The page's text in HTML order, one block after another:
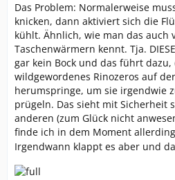
Das Problem: Normalerweise
knicken, dann aktiviert sich die
kühlt. Ähnlich, wie man das auch
Taschenwärmern kennt. Tja.
gar kein Bock und das führt dazu,
wildgewordenes Rinozeros auf
herumspringe, um sie irgendwie
prügeln. Das sieht mit Sicherheit
anderen (zum Glück nicht
finde ich in dem Moment
Irgendwann klappt es aber und